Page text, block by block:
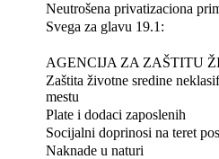
Neutrošena privatizaciona
Svega za glavu 19.1:
AGENCIJA ZA ZAŠTITU
Zaštita životne sredine
mestu
Plate i dodaci zaposlenih
Socijalni doprinosi na teret
Naknade u naturi